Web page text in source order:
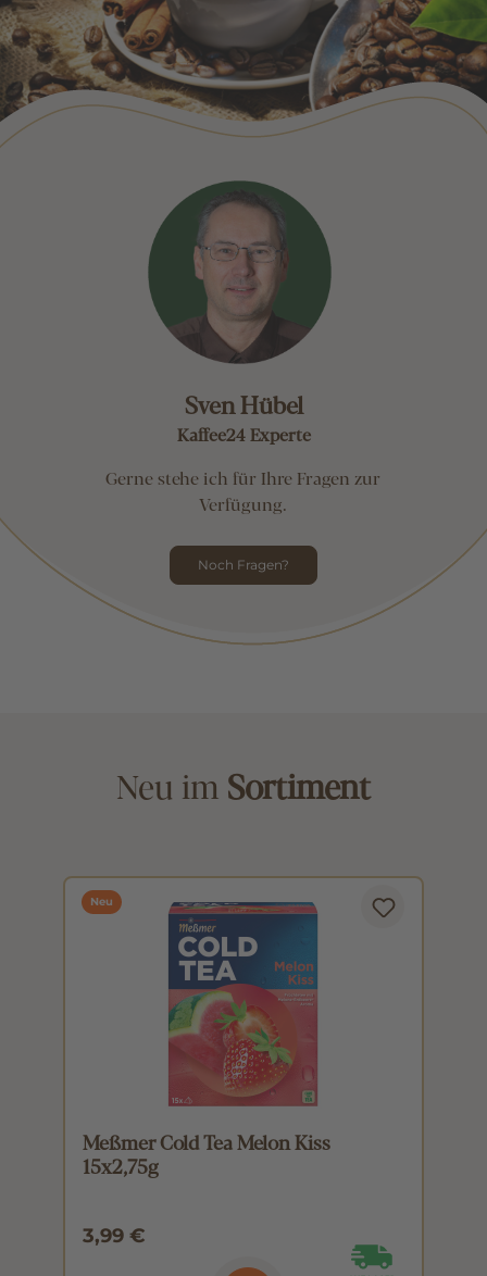
Sven Hübel
Kaffee24 Experte
Gerne stehe ich für Ihre Fragen zur
Verfügung.
Neu im Sortiment
Neu
Meßmer Cold Tea Melon Kiss
15x2,75g
3,99 €